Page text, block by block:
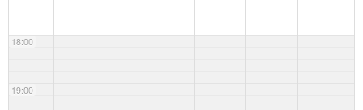
18:00
19:00